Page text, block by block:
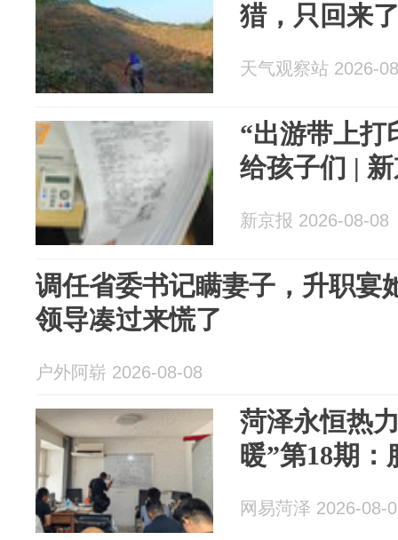
猎，只回来
天气观察站 2026-
“出游带上打
给孩子们 |
新京报 2026-08-08
调任省委书记瞒妻子，升职宴
领导凑过来慌了
户外阿崭 2026-08-08
菏泽永恒热
暖”第18期
网易菏泽 2026-08-